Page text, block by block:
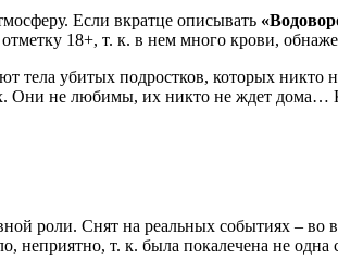
Если вкратце описывать
18+, т. к. в нем много крови,
тела убитых подростков, которых
Они не любимы, их никто не ждет дома…
роли. Снят на реальных событиях –
неприятно, т. к. была покалечена не